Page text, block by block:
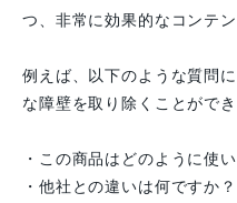
つ、非常に効果的なコンテン
例えば、以下のような質問
な障壁を取り除くことができ
・この商品はどのように使
・他社との違いは何ですか？